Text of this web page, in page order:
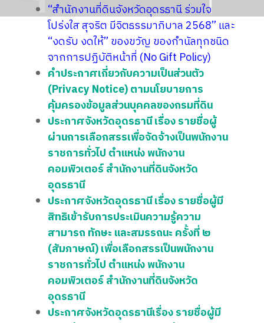
“สำนักงานที่ดินจังหวัดอุดรธานี ร่วมใจ
โปร่งใส สุจริต มีจิตธรรมาภิบาล 2568” และ
“งดรับ งดให้” ของขวัญ ของกำนัลทุกชนิด
จากการปฏิบัติหน้าที่ (No Gift Policy)
คำประกาศเกี่ยวกับความเป็นส่วนตัว
(Privacy Notice) ตามนโยบายการ
คุ้มครองข้อมูลส่วนบุคคลของกรมที่ดิน
ประกาศจังหวัดอุดรธานี เรื่อง รายชื่อผู้
ผ่านการเลือกสรรเพื่อจัดจ้างเป็นพนักงาน
ราชการทั่วไป ตำแหน่ง พนักงาน
คอมพิวเตอร์ สำนักงานที่ดินจังหวัด
อุดรธานี
ประกาศจังหวัดอุดรธานี เรื่อง รายชื่อผู้มี
สิทธิเข้ารับการประเมินความรู้ความ
สามารถ ทักษะ และสมรรถนะ ครั้งที่ ๒
(สัมภาษณ์) เพื่อเลือกสรรเป็นพนักงาน
ราชการทั่วไป ตำแหน่ง พนักงาน
คอมพิวเตอร์ สำนักงานที่ดินจังหวัด
อุดรธานี
ประกาศจังหวัดอุดรธานีเรื่อง รายชื่อผู้มี